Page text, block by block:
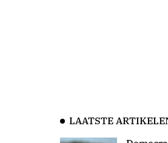
LAATSTE